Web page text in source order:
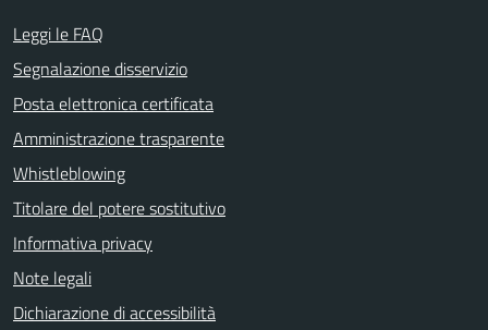
Leggi le FAQ
Segnalazione disservizio
Posta elettronica certificata
Amministrazione trasparente
Whistleblowing
Titolare del potere sostitutivo
Informativa privacy
Note legali
Dichiarazione di accessibilità